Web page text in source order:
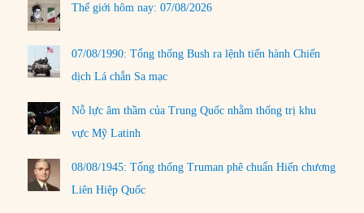
Thế giới hôm nay: 07/08/2026
07/08/1990: Tổng thống Bush ra lệnh tiến hành Chiến
dịch Lá chắn Sa mạc
Nỗ lực âm thầm của Trung Quốc nhằm thống trị khu
vực Mỹ Latinh
08/08/1945: Tổng thống Truman phê chuẩn Hiến chương
Liên Hiệp Quốc